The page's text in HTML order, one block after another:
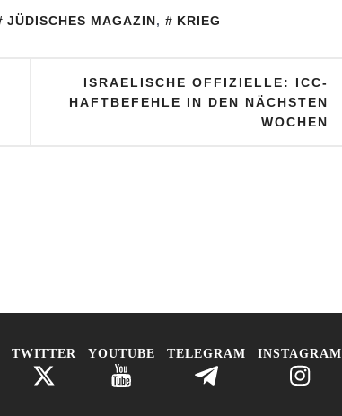
den USA
JÜDISCHES MAGAZIN, KRIEG
ISRAELISCHE OFFIZIELLE: ICC-
HAFTBEFEHLE IN DEN NÄCHSTEN
WOCHEN
TWITTER YOUTUBE TELEGRAM INSTAGRAM